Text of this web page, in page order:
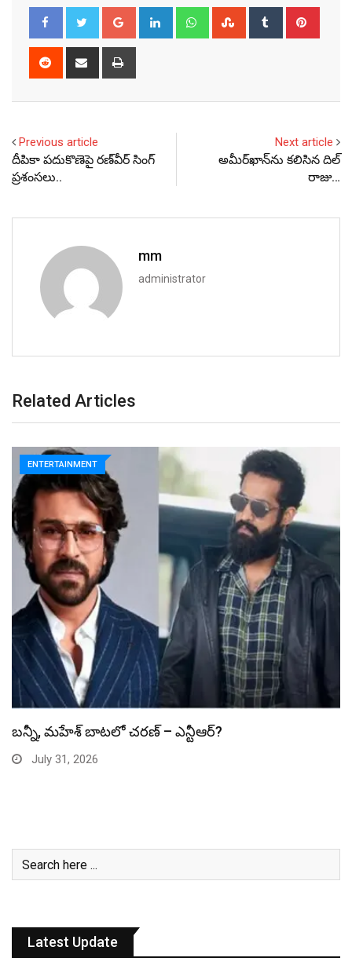
Google+ LinkedIn WhatsappStumbleUpon
Tumblr
Reddit
Share
Previous article
దీపికా పదుకొణెపై రణ్‌వీర్ సింగ్
ప్రశంసలు..
Next article
అమీర్‌ఖాన్‌ను కలిసిన దిల్‌
రాజు…
mm
administrator
Related Articles
ENTERTAINMENT
స్పైడర్ మ్యాన్ బాక్సాఫీస్ రికార్డు బద్దలు
July 31, 2026
Latest Update